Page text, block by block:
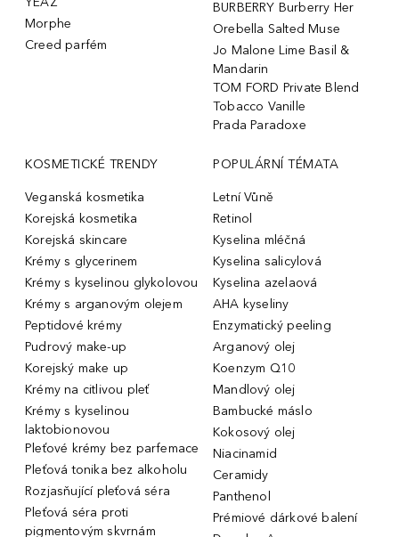
Morphe
Creed parfém
BURBERRY Burberry Her
Orebella Salted Muse
Jo Malone Lime Basil &
Mandarin
TOM FORD Private Blend
Tobacco Vanille
Prada Paradoxe
KOSMETICKÉ TRENDY
Veganská kosmetika
Korejská kosmetika
Korejská skincare
Krémy s glycerinem
Krémy s kyselinou glykolovou
Krémy s arganovým olejem
Peptidové krémy
Pudrový make-up
Korejský make up
Krémy na citlivou pleť
Krémy s kyselinou
laktobionovou
Pleťové krémy bez parfemace
Pleťová tonika bez alkoholu
Rozjasňující pleťová séra
Pleťová séra proti
pigmentovým skvrnám
POPULÁRNÍ TÉMATA
Letní Vůně
Retinol
Kyselina mléčná
Kyselina salicylová
Kyselina azelaová
AHA kyseliny
Enzymatický peeling
Arganový olej
Koenzym Q10
Mandlový olej
Bambucké máslo
Kokosový olej
Niacinamid
Ceramidy
Panthenol
Prémiové dárkové balení